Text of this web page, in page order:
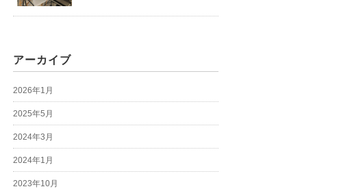
アーカイブ
2026年1月
2025年5月
2024年3月
2024年1月
2023年10月